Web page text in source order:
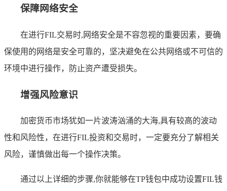
保障网络安全
在进行FIL交易时,网络安全是不容忽视的重要因素，要确
保使用的网络是安全可靠的，坚决避免在公共网络或不可信的
环境中进行操作，防止资产遭受损失。
增强风险意识
加密货币市场犹如一片波涛汹涌的大海,具有较高的波动
性和风险性，在进行FIL投资和交易时，一定要充分了解相关
风险，谨慎做出每一个操作决策。
通过以上详细的步骤,你就能够在TP钱包中成功设置FIL钱